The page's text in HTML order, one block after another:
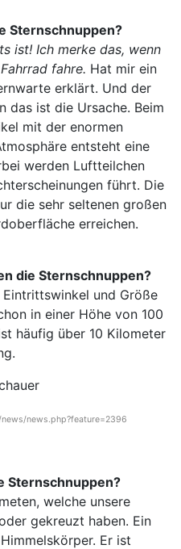
Sternschnuppen?
ist! Ich merke das, wenn
fahre. Hat mir ein
erklärt. Und der
das ist die Ursache. Beim
mit der enormen
entsteht eine
werden Luftteilchen
führt. Die
die sehr seltenen großen
erreichen.
die Sternschnuppen?
und Größe
in einer Höhe von 100
häufig über 10 Kilometer
news.php?feature=2396
Sternschnuppen?
welche unsere
gekreuzt haben. Ein
Er ist